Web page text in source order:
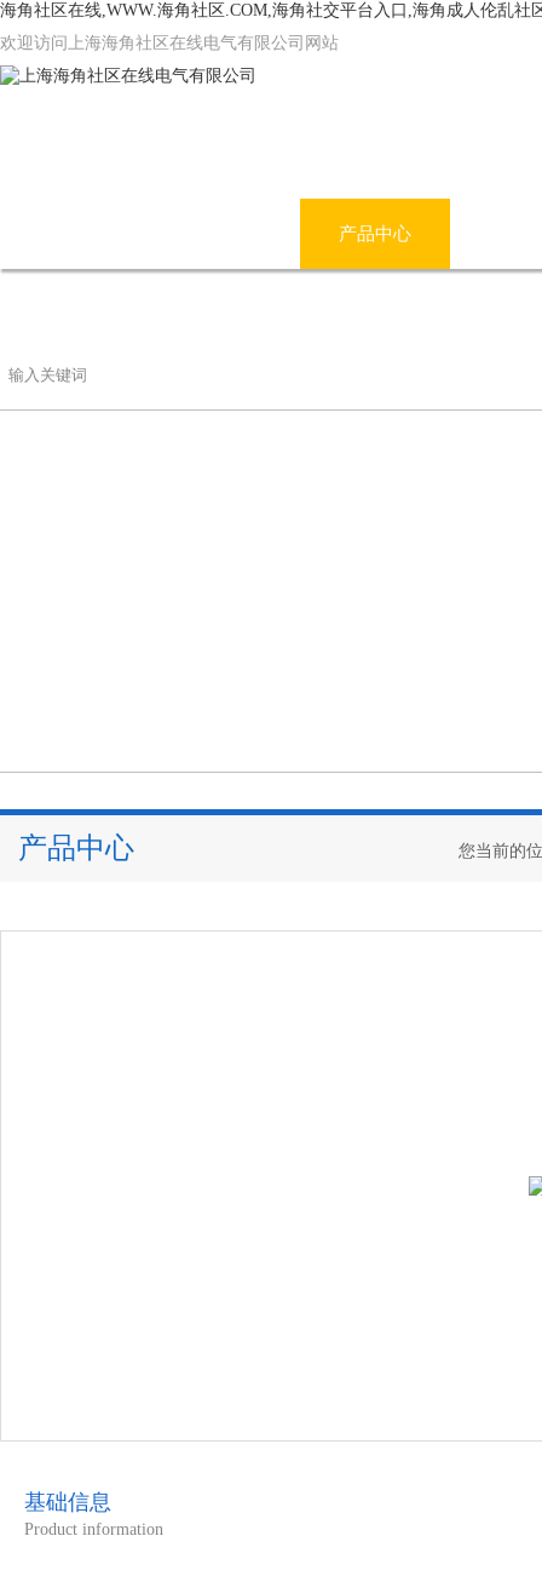
海角社区在线,WWW.海角社区.COM,海角社交平台入口,海角成人伦乱社
欢迎访问上海海角社区在线电气有限公司网站
产品中心
产品中心 您当前的位置
基础信息
Product information